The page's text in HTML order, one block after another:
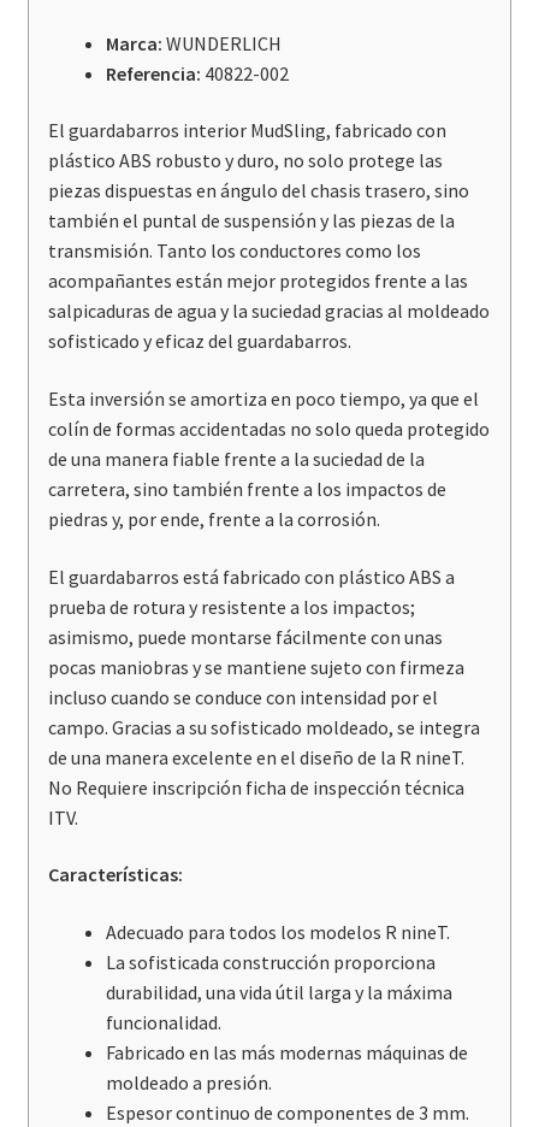
Marca: WUNDERLICH
Referencia: 40822-002
El guardabarros interior MudSling, fabricado con
plástico ABS robusto y duro, no solo protege las
piezas dispuestas en ángulo del chasis trasero, sino
también el puntal de suspensión y las piezas de la
transmisión. Tanto los conductores como los
acompañantes están mejor protegidos frente a las
salpicaduras de agua y la suciedad gracias al moldeado
sofisticado y eficaz del guardabarros.
Esta inversión se amortiza en poco tiempo, ya que el
colín de formas accidentadas no solo queda protegido
de una manera fiable frente a la suciedad de la
carretera, sino también frente a los impactos de
piedras y, por ende, frente a la corrosión.
El guardabarros está fabricado con plástico ABS a
prueba de rotura y resistente a los impactos;
asimismo, puede montarse fácilmente con unas
pocas maniobras y se mantiene sujeto con firmeza
incluso cuando se conduce con intensidad por el
campo. Gracias a su sofisticado moldeado, se integra
de una manera excelente en el diseño de la R nineT.
No Requiere inscripción ficha de inspección técnica
ITV.
Características:
Adecuado para todos los modelos R nineT.
La sofisticada construcción proporciona
durabilidad, una vida útil larga y la máxima
funcionalidad.
Fabricado en las más modernas máquinas de
moldeado a presión.
Espesor continuo de componentes de 3 mm.